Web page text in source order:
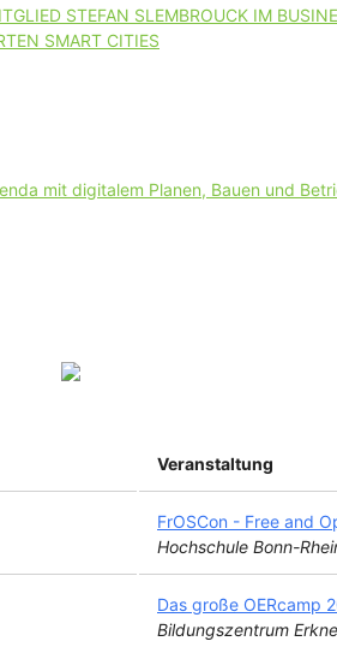
STEFAN SLEMBROUCK IM
SMART CITIES
mit digitalem Planen, Bauen und
Veranstaltung
FrOSCon - Free and
Hochschule Bonn-
Das große OERcamp
Bildungszentrum